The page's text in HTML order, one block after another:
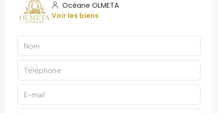
Océane OLMETA
Voir les biens